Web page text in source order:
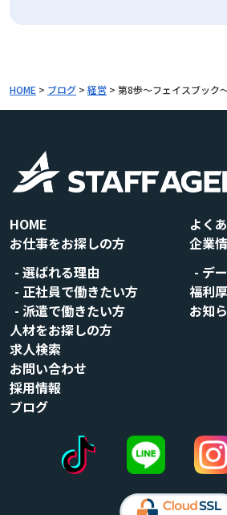
HOME > ブログ > 経営 > 第8歩～フェイスブック
HOME
お仕事をお探しの方
選ばれる理由
正社員で働きたい方
派遣で働きたい方
人材をお探しの方
求人検索
よく
企業
デ
福利
お知
お問い合わせ
採用情報
ブログ